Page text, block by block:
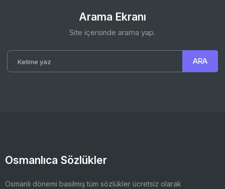
Arama Ekranı
Site içersinde arama yap.
Osmanlıca Sözlükler
Osmanlı dönemi basılmış tüm sözlükler ücretsiz olarak